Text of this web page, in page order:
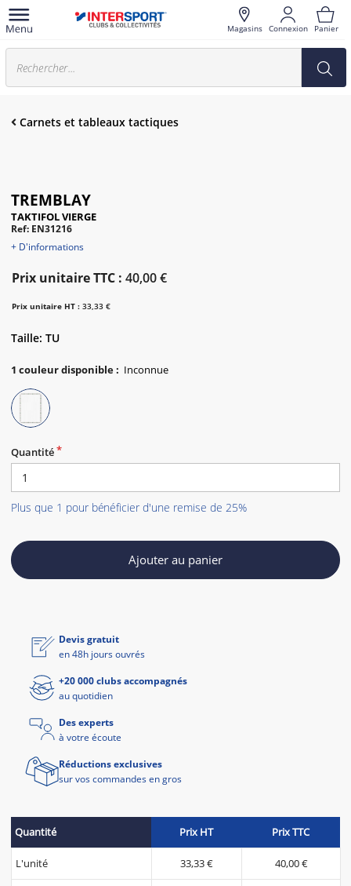
Magasins Connexion Panier
Carnets et tableaux tactiques
TREMBLAY
TAKTIFOL VIERGE
Ref: EN31216
+ D'informations
Prix unitaire TTC : 40,00 €
Prix unitaire HT : 33,33 €
Taille: TU
1 couleur disponible:
Quantité
Plus que 1 pour bénéficier d'une remise de 25%
Ajouter au panier
Devis gratuit
en 48h jours ouvrés
+20 000 clubs accompagnés
au quotidien
Des experts
à votre écoute
Réductions exclusives
sur vos commandes en gros
Quantité Prix HT Prix TTC
L'unité 33,33 € 40,00 €